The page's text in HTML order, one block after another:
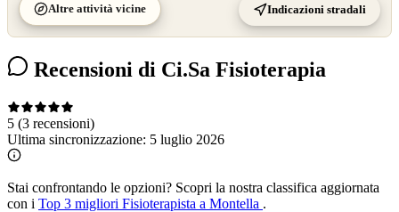
Altre attività vicine Indicazioni stradali
Recensioni di Ci.Sa Fisioterapia
5 (3 recensioni)
Ultima sincronizzazione: 5 luglio 2026
Stai confrontando le opzioni? Scopri la nostra classifica aggiornata
con i Top 3 migliori Fisioterapista a Montella .